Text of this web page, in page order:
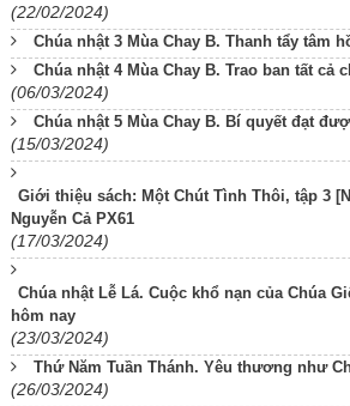
(22/02/2024)
Chúa nhật 3 Mùa Chay B. Thanh tẩy tâm
Chúa nhật 4 Mùa Chay B. Trao ban tất cả
(06/03/2024)
Chúa nhật 5 Mùa Chay B. Bí quyết đạt
(15/03/2024)
Giới thiệu sách: Một Chút Tình Thôi, tập 3
Nguyễn Cả PX61
(17/03/2024)
Chúa nhật Lễ Lá. Cuộc khổ nạn của Chúa
hôm nay
(23/03/2024)
Thứ Năm Tuần Thánh. Yêu thương như
(26/03/2024)